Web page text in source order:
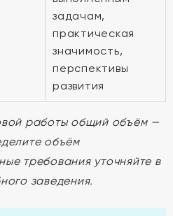
задачам,
практическая
значимость,
перспективы
развития
работы общий объём —
объём
требования уточняйте в
заведения.